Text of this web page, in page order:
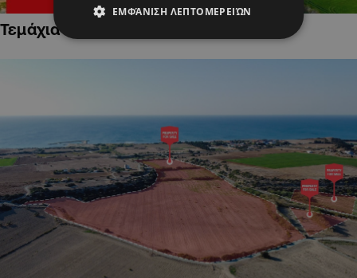
Τεμάχια Γης σε Οικιστικές Περιοχές
ΕΜΦΆΝΙΣΗ ΛΕΠΤΟΜΕΡΕΙΏΝ